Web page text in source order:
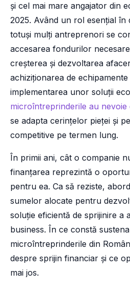
și cel mai mare angajator din
2025. Având un rol esențial în
totuși mulți antreprenori se
accesarea fondurilor
creșterea și dezvoltarea
achiziționarea de
implementarea unor soluții
microîntreprinderile au nevoie
se adapta cerințelor pieței și
competitive pe termen lung.
În primii ani, cât o companie
finanțarea reprezintă o
pentru ea. Ca să reziste,
sumelor alocate pentru
soluție eficientă de sprijinire a
business. În ce constă
microîntreprinderile din
despre sprijin financiar și ce
mai jos.